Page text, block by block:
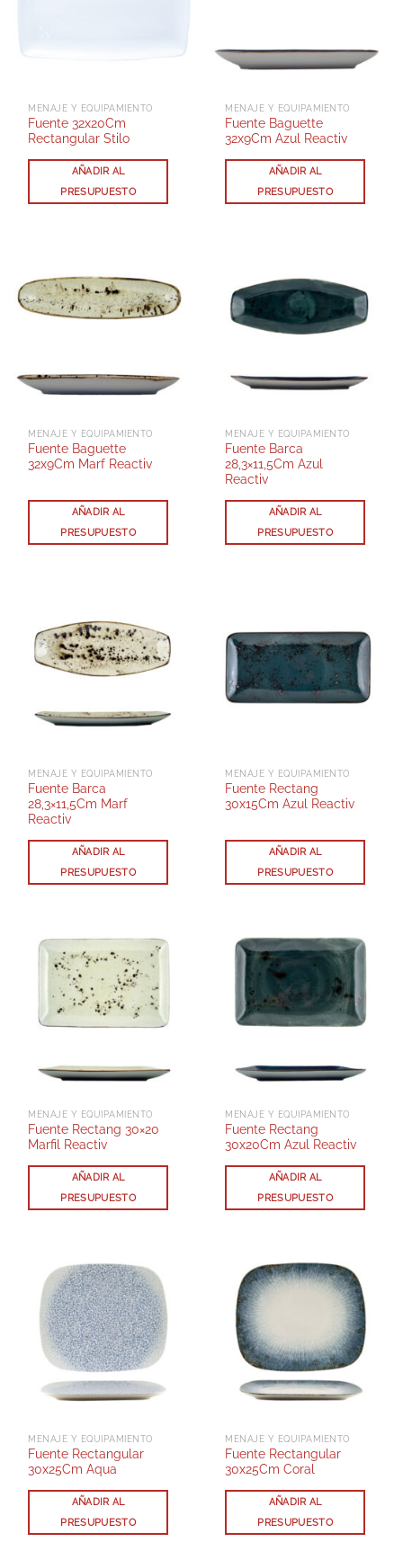
MENAJE Y EQUIPAMIENTO
Fuente 32x20Cm
Rectangular Stilo
AÑADIR AL
PRESUPUESTO
MENAJE Y EQUIPAMIENTO
Fuente Baguette
32x9Cm Azul Reactiv
AÑADIR AL
PRESUPUESTO
MENAJE Y EQUIPAMIENTO
Fuente Baguette
32x9Cm Marf Reactiv
AÑADIR AL
PRESUPUESTO
MENAJE Y EQUIPAMIENTO
Fuente Barca
28,3×11,5Cm Azul
Reactiv
AÑADIR AL
PRESUPUESTO
MENAJE Y EQUIPAMIENTO
Fuente Barca
28,3×11,5Cm Marf
Reactiv
AÑADIR AL
PRESUPUESTO
MENAJE Y EQUIPAMIENTO
Fuente Rectang
30x15Cm Azul Reactiv
AÑADIR AL
PRESUPUESTO
MENAJE Y EQUIPAMIENTO
Fuente Rectang 30×20
Marfil Reactiv
AÑADIR AL
PRESUPUESTO
MENAJE Y EQUIPAMIENTO
Fuente Rectang
30x20Cm Azul Reactiv
AÑADIR AL
PRESUPUESTO
MENAJE Y EQUIPAMIENTO
Fuente Rectangular
30x25Cm Aqua
AÑADIR AL
PRESUPUESTO
MENAJE Y EQUIPAMIENTO
Fuente Rectangular
30x25Cm Coral
AÑADIR AL
PRESUPUESTO